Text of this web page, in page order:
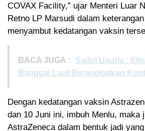
COVAX Facility,” ujar Menteri Luar
Retno LP Marsudi dalam
menyambut kedatangan vaksin
BACA JUGA :
Saiful Usuria :
Banggai Laut Berangkatkan
Dengan kedatangan vaksin
dan 10 Juni ini, imbuh Menlu, maka
AstraZeneca dalam bentuk jadi